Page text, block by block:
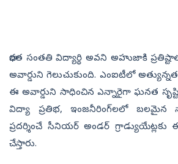
భారత సంతతి విద్యార్థి అవని అహుజాకి
అవార్డుని గెలుచుకుంది. ఎంఐటీలో
ఈ అవార్డుని సాధించిన ఎన్నారైగా ఘనత
విద్యా ప్రతిభ, ఇంజనీరింగ్‌లలో బలమైన
ప్రదర్శించే సీనియర్‌ అండర్‌ గ్రాడ్యుయేట్లకు
చేస్తారు.